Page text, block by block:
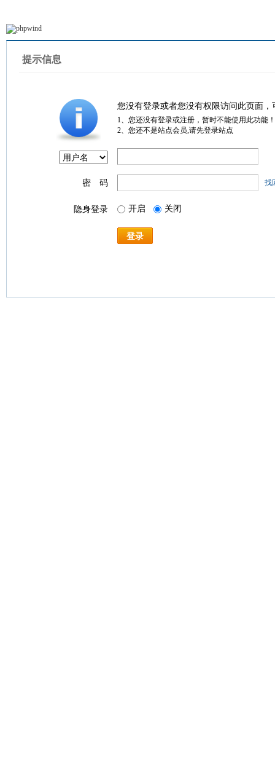
提示信息
您没有登录或者您没有权限访问此页面
1、您还没有登录或注册，暂时不能使用此功能！
2、您还不是站点会员,请先登录站点
密 码 找
隐身登录 开启 关闭
登录